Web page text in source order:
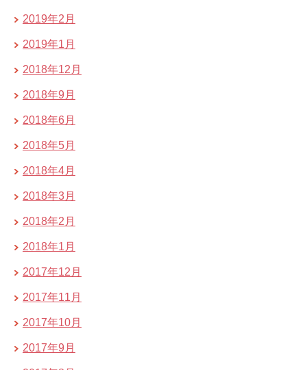
2019年2月
2019年1月
2018年12月
2018年9月
2018年6月
2018年5月
2018年4月
2018年3月
2018年2月
2018年1月
2017年12月
2017年11月
2017年10月
2017年9月